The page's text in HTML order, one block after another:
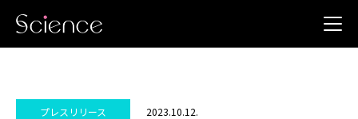
プレスリリース 2023.10.12.